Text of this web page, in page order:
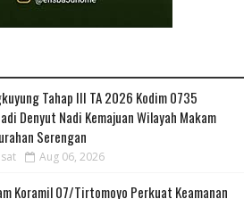
Tahap III TA 2026 Kodim 0735
Denyut Nadi Kemajuan Wilayah Makam
Serengan
Aug 06, 2026
Koramil 07/Tirtomoyo Perkuat Keamanan